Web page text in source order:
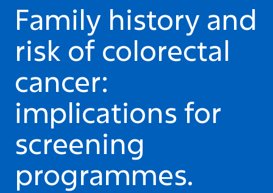
Family history and
risk of colorectal
cancer:
implications for
screening
programmes.